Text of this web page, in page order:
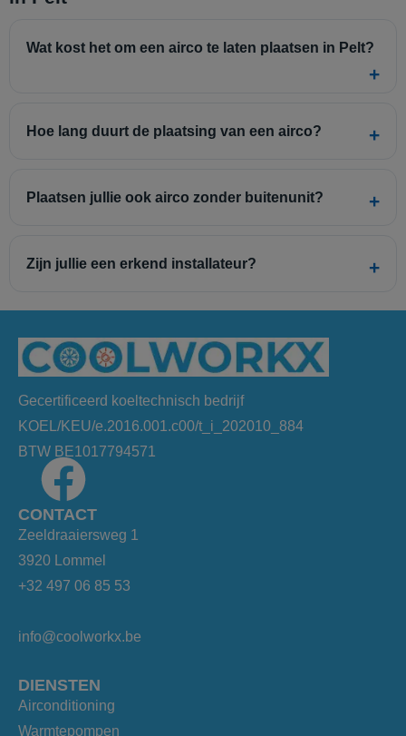
Wat kost het om een airco te laten plaatsen in Pelt?
Hoe lang duurt de plaatsing van een airco?
Plaatsen jullie ook airco zonder buitenunit?
Zijn jullie een erkend installateur?
Gecertificeerd koeltechnisch bedrijf
KOEL/KEU/e.2016.001.c00/t_i_202010_884
BTW BE1017794571
CONTACT
Zeeldraaiersweg 1
3920 Lommel
+32 497 06 85 53
info@coolworkx.be
DIENSTEN
Airconditioning
Warmtepompen